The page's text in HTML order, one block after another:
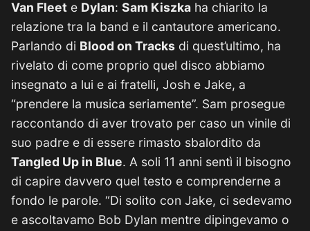
Van Fleet e Dylan: Sam Kiszka ha chiarito la
relazione tra la band e il cantautore americano.
Parlando di Blood on Tracks di quest’ultimo, ha
rivelato di come proprio quel disco abbiamo
insegnato a lui e ai fratelli, Josh e Jake, a
“prendere la musica seriamente”. Sam prosegue
raccontando di aver trovato per caso un vinile di
suo padre e di essere rimasto sbalordito da
Tangled Up in Blue. A soli 11 anni sentì il bisogno
di capire davvero quel testo e comprenderne a
fondo le parole. “Di solito con Jake, ci sedevamo
e ascoltavamo Bob Dylan mentre dipingevamo o